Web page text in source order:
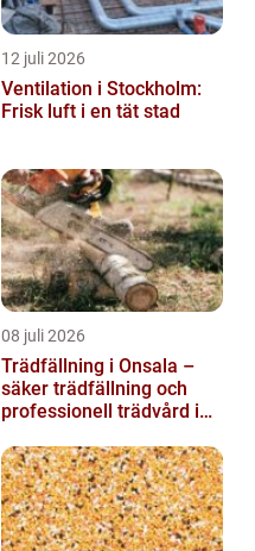
12 juli 2026
Ventilation i Stockholm:
Frisk luft i en tät stad
08 juli 2026
Trädfällning i Onsala –
säker trädfällning och
professionell trädvård i